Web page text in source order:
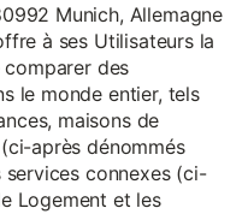
Munich, Allemagne
à ses Utilisateurs la
des
le monde entier, tels
maisons de
après dénommés
connexes (ci-
Logement et les